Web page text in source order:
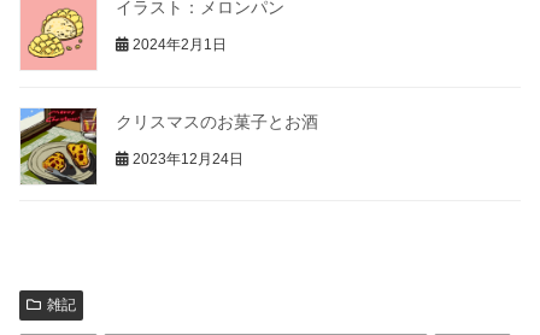
イラスト：メロンパン
2024年2月1日
クリスマスのお菓子とお酒
2023年12月24日
雑記